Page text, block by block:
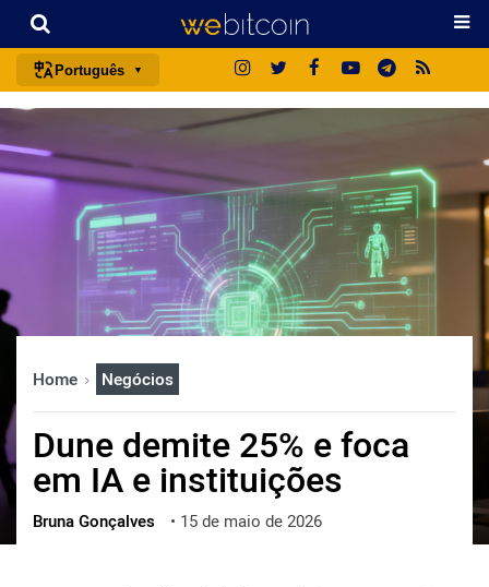
Português
español
français
italiano
deutsch
日本語
русский
العربية
ქართული
Home Negócios
Dune demite 25% e foca
em IA e instituições
Bruna Gonçalves • 15 de maio de 2026